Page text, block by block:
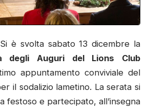
è svolta sabato 13 dicembre la
degli Auguri del Lions Club
appuntamento conviviale del
il sodalizio lametino. La serata si
festoso e partecipato, all’insegna